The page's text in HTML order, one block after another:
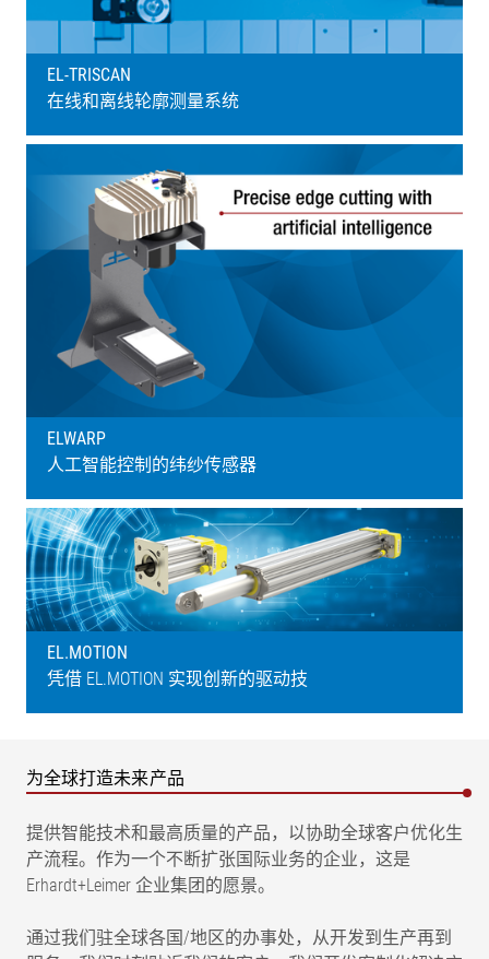
EL-TRISCAN
在线和离线轮廓测量系统
ELWARP
人工智能控制的纬纱传感器
EL.MOTION
凭借 EL.MOTION 实现创新的驱动技
为全球打造未来产品
提供智能技术和最高质量的产品，以协助全球客户优化生
产流程。作为一个不断扩张国际业务的企业，这是
Erhardt+Leimer 企业集团的愿景。
通过我们驻全球各国/地区的办事处，从开发到生产再到